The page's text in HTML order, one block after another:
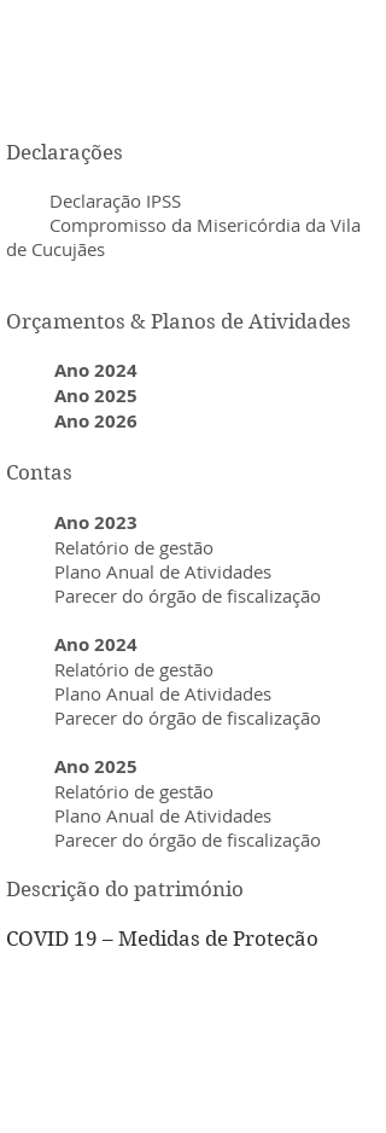
Declarações
Declaração IPSS
Compromisso da Misericórdia da Vila
de Cucujães
Orçamentos & Planos de Atividades
Ano 2024
Ano 2025
Ano 2026
Contas
Ano 2023
Relatório de gestão
Plano Anual de Atividades
Parecer do órgão de fiscalização
Ano 2024
Relatório de gestão
Plano Anual de Atividades
Parecer do órgão de fiscalização
Ano 2025
Relatório de gestão
Plano Anual de Atividades
Parecer do órgão de fiscalização
Descrição do património
COVID 19 – Medidas de Proteção